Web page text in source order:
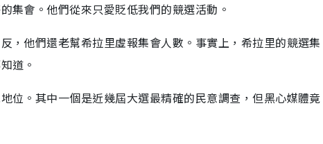
集會。他們從來只愛貶低我們的競選活動。
，他們還老幫希拉里虛報集會人數。事實上，希拉里的競選集
道。
位。其中一個是近幾屆大選最精確的民意調查，但黑心媒體竟